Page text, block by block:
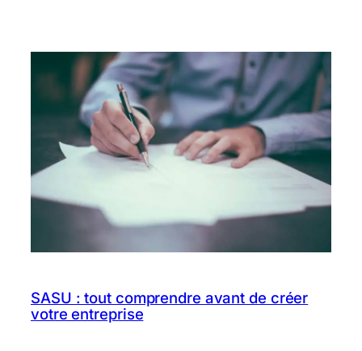
SASU : tout comprendre avant de créer
votre entreprise